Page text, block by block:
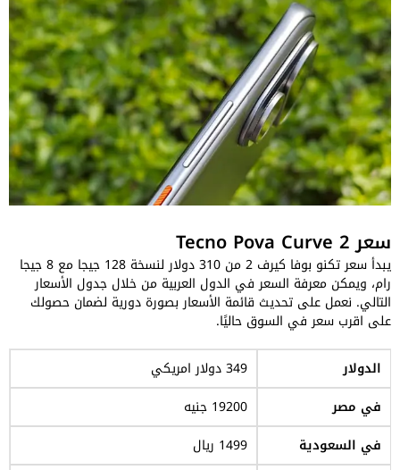
سعر Tecno Pova Curve 2
يبدأ سعر تكنو بوفا كيرف 2 من 310 دولار لنسخة 128 جيجا مع 8 جيجا
رام، ويمكن معرفة السعر في الدول العربية من خلال جدول الأسعار
التالي. نعمل على تحديث قائمة الأسعار بصورة دورية لضمان حصولك
على اقرب سعر في السوق حاليًا.
الدولار
349 دولار امريكي
في مصر
19200 جنيه
في السعودية
1499 ريال